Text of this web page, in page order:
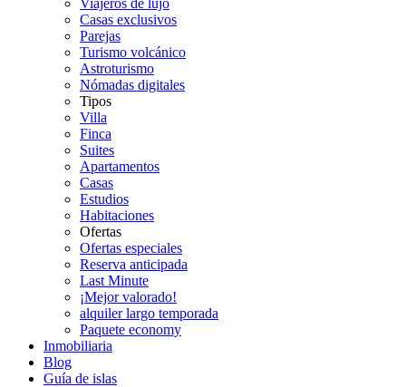
Viajeros de lujo
Casas exclusivos
Parejas
Turismo volcánico
Astroturismo
Nómadas digitales
Tipos
Villa
Finca
Suites
Apartamentos
Casas
Estudios
Habitaciones
Ofertas
Ofertas especiales
Reserva anticipada
Last Minute
¡Mejor valorado!
alquiler largo temporada
Paquete economy
Inmobiliaria
Blog
Guía de islas